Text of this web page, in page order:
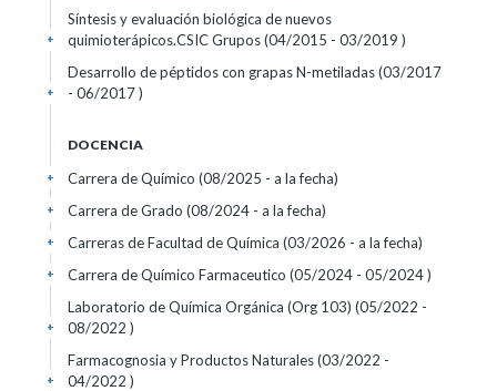
Síntesis y evaluación biológica de nuevos
quimioterápicos.CSIC Grupos (04/2015 - 03/2019 )
+
Desarrollo de péptidos con grapas N-metiladas (03/2017
- 06/2017 )
+
DOCENCIA
Carrera de Químico (08/2025 - a la fecha)
+
Carrera de Grado (08/2024 - a la fecha)
+
Carreras de Facultad de Química (03/2026 - a la fecha)
+
Carrera de Químico Farmaceutico (05/2024 - 05/2024 )
+
Laboratorio de Química Orgánica (Org 103) (05/2022 -
08/2022 )
+
Farmacognosia y Productos Naturales (03/2022 -
04/2022 )
+